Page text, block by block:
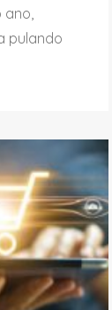
ano,
pulando